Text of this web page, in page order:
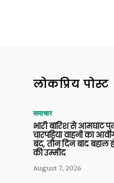
लोकप्रिय पोस्ट
समाचार
भारी बारिश से आमघाट
चारपहिया वाहनों का
बंद, तीन दिन बाद बहाल
की उम्मीद
August 7, 2026